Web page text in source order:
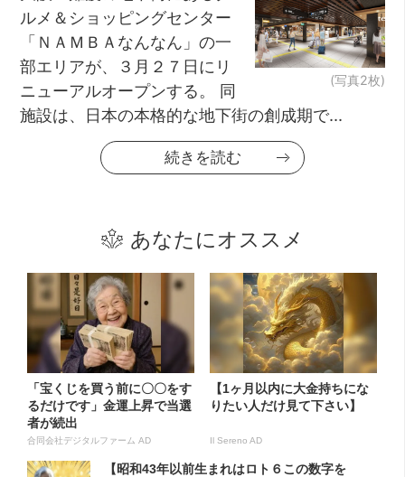
(写真2枚)
ルメ＆ショッピングセンター
「ＮＡＭＢＡなんなん」の一
部エリアが、３月２７日にリ
ニューアルオープンする。 同
施設は、日本の本格的な地下街の創成期で...
続きを読む
あなたにオススメ
「宝くじを買う前に〇〇をす
るだけです」金運上昇で当選
者が続出
合同会社デジタルファーム AD
【1ヶ月以内に大金持ちにな
りたい人だけ見て下さい】
Il Sereno AD
【昭和43年以前生まれはロト６この数字を